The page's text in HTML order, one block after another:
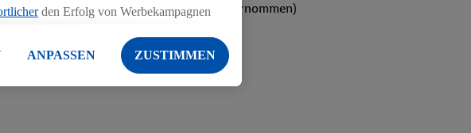
werden von Lidl übernommen)
den Erfolg von Werbekampagnen
auch mit Daten von anderen Diensten
(z.B. über Ihre Nutzung der Lidl-Dienste,
- z.B. Alter oder Geschlecht -
zur Erstellung von Zielgruppen
ANPASSEN ZUSTIMMEN